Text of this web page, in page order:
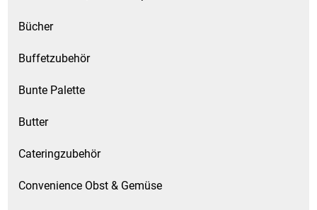
Bücher
Buffetzubehör
Bunte Palette
Butter
Cateringzubehör
Convenience Obst & Gemüse